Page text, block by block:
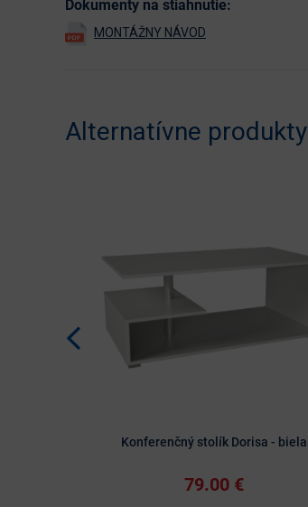
Dokumenty na stiahnutie:
Alternatívne produkty
Konferenčný stolík Dorisa - biela
79.00 €